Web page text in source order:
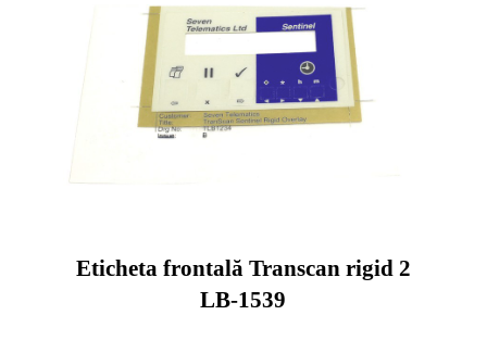
Eticheta frontală Transcan rigid 2
LB-1539